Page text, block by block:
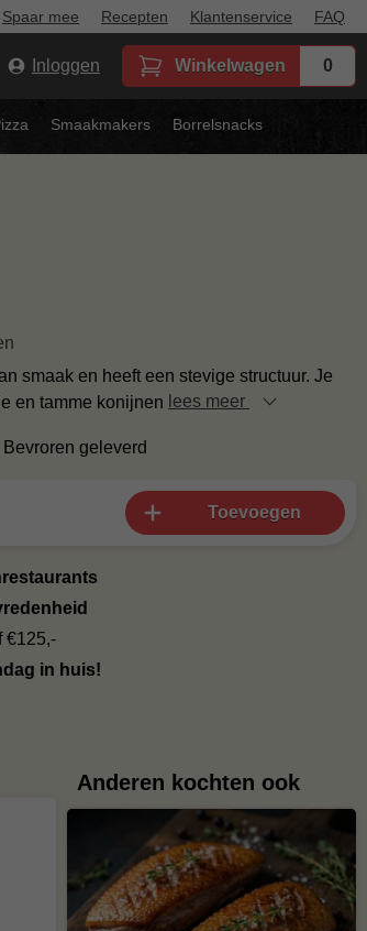
Spaar mee Recepten Klantenservice FAQ
Inloggen Winkelwagen 0
Smaakmakers Borrelsnacks
smaak en heeft een stevige structuur. Je
en tamme konijnen lees meer
Bevroren geleverd
Toevoegen
€125,-
in huis!
Anderen kochten ook